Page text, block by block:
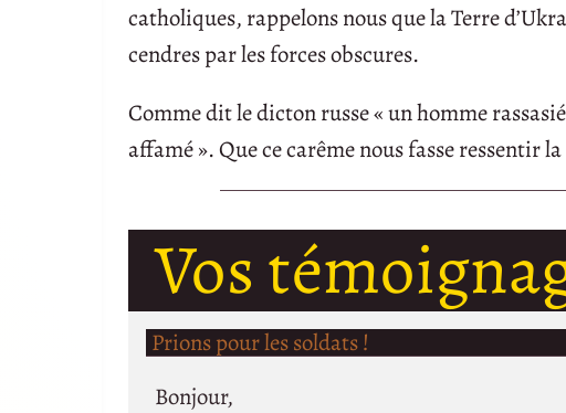
catholiques, rappelons nous que la Terre
cendres par les forces obscures.
Comme dit le dicton russe « un homme
affamé ». Que ce carême nous fasse ressentir
Vos
Prions pour les soldats !
Bonjour,